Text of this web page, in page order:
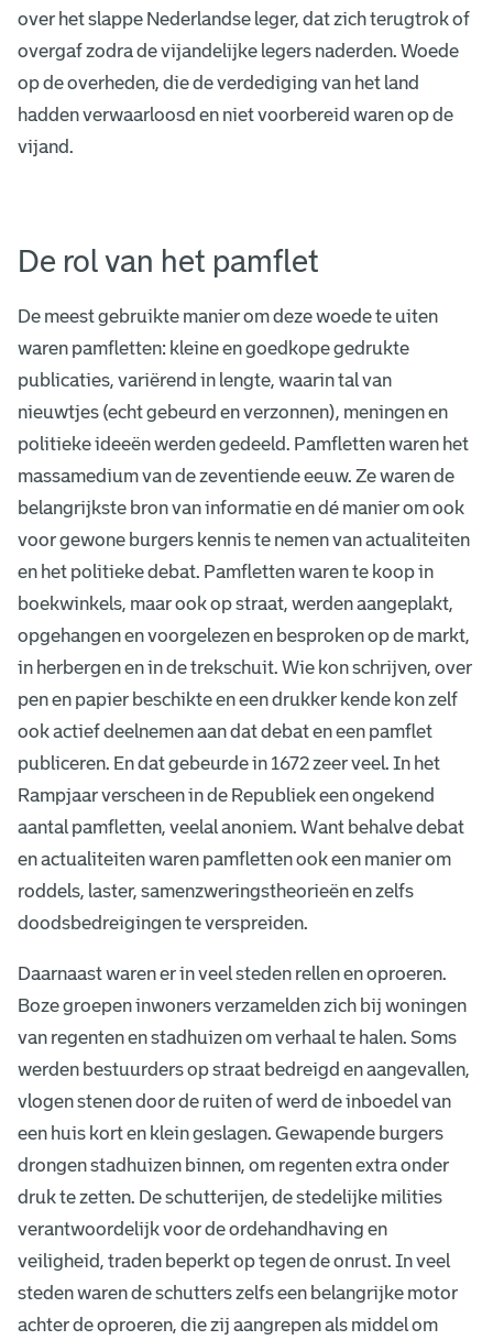
over het slappe Nederlandse leger, dat zich terugtrok of
overgaf zodra de vijandelijke legers naderden. Woede
op de overheden, die de verdediging van het land
hadden verwaarloosd en niet voorbereid waren op de
vijand.
De rol van het pamflet
De meest gebruikte manier om deze woede te uiten
waren pamfletten: kleine en goedkope gedrukte
publicaties, variërend in lengte, waarin tal van
nieuwtjes (echt gebeurd en verzonnen), meningen en
politieke ideeën werden gedeeld. Pamfletten waren het
massamedium van de zeventiende eeuw. Ze waren de
belangrijkste bron van informatie en dé manier om ook
voor gewone burgers kennis te nemen van actualiteiten
en het politieke debat. Pamfletten waren te koop in
boekwinkels, maar ook op straat, werden aangeplakt,
opgehangen en voorgelezen en besproken op de markt,
in herbergen en in de trekschuit. Wie kon schrijven, over
pen en papier beschikte en een drukker kende kon zelf
ook actief deelnemen aan dat debat en een pamflet
publiceren. En dat gebeurde in 1672 zeer veel. In het
Rampjaar verscheen in de Republiek een ongekend
aantal pamfletten, veelal anoniem. Want behalve debat
en actualiteiten waren pamfletten ook een manier om
roddels, laster, samenzweringstheorieën en zelfs
doodsbedreigingen te verspreiden.
Daarnaast waren er in veel steden rellen en oproeren.
Boze groepen inwoners verzamelden zich bij woningen
van regenten en stadhuizen om verhaal te halen. Soms
werden bestuurders op straat bedreigd en aangevallen,
vlogen stenen door de ruiten of werd de inboedel van
een huis kort en klein geslagen. Gewapende burgers
drongen stadhuizen binnen, om regenten extra onder
druk te zetten. De schutterijen, de stedelijke milities
verantwoordelijk voor de ordehandhaving en
veiligheid, traden beperkt op tegen de onrust. In veel
steden waren de schutters zelfs een belangrijke motor
achter de oproeren, die zij aangrepen als middel om